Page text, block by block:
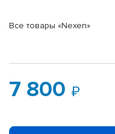
Все товары «Nexen»
7 800